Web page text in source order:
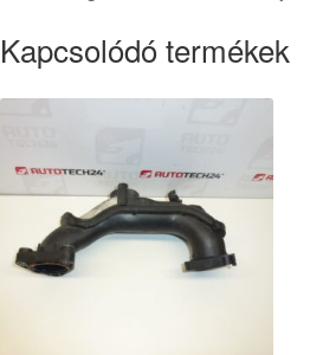
Kapcsolódó termékek